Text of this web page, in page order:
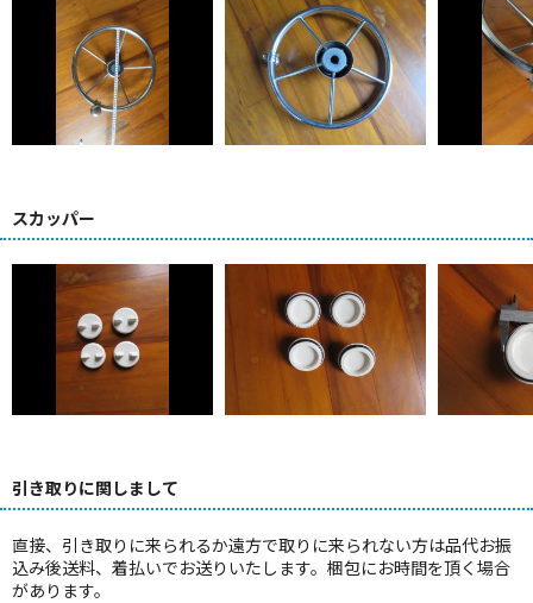
スカッパー
引き取りに関しまして
直接、引き取りに来られるか遠方で取りに来られない方は品代お振
込み後送料、着払いでお送りいたします。梱包にお時間を頂く場合
があります。